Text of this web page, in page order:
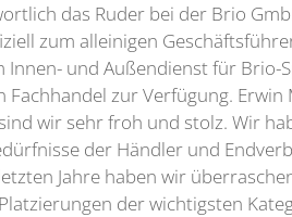
das Ruder bei der Brio
zum alleinigen
und Außendienst für
zur Verfügung.
wir sehr froh und stolz. Wir
der Händler und
Jahre haben wir
der wichtigsten